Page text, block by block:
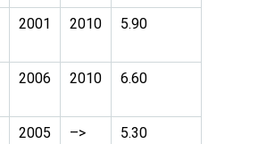
2001 2010 5.90
2006 2010 6.60
2005 –> 5.30